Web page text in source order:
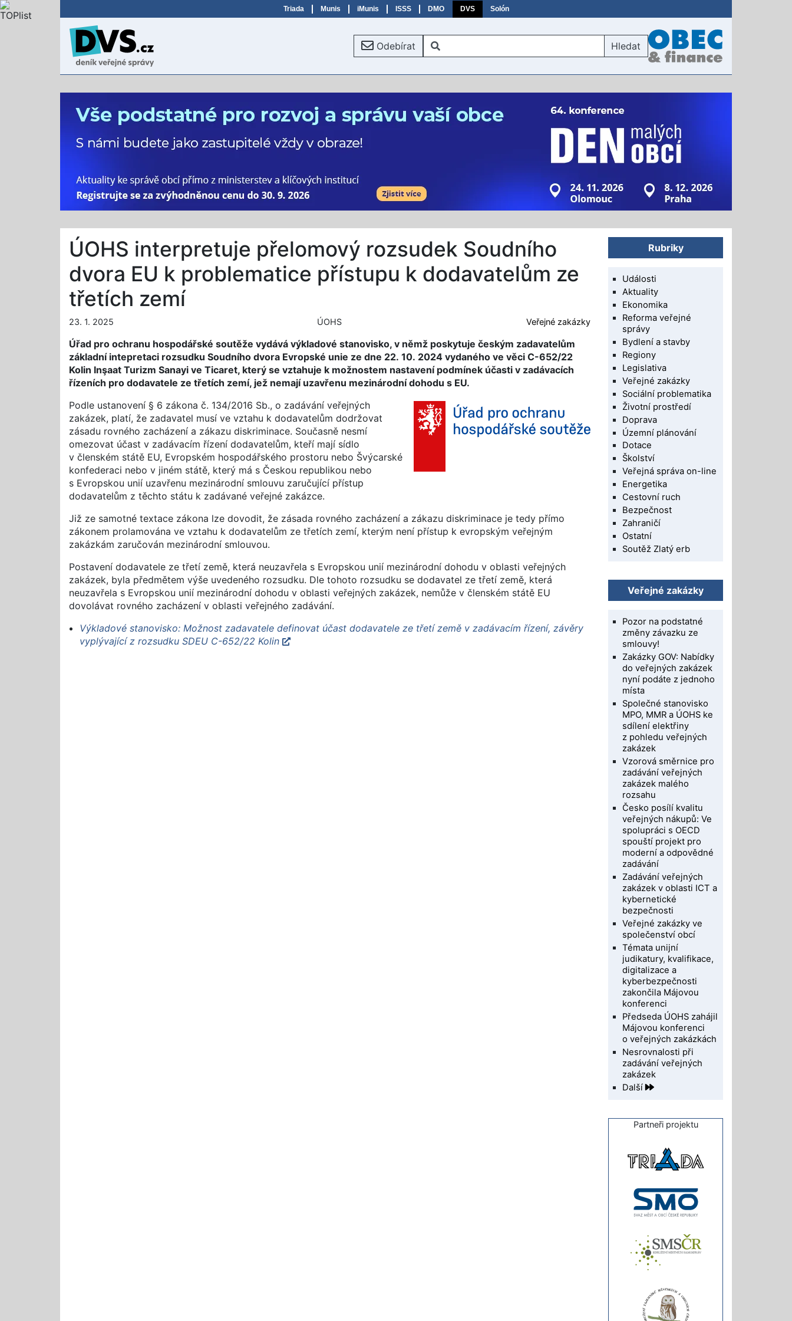
Triada Munis iMunis ISSS DMO DVS Solón
Odebírat Hledat
ÚOHS interpretuje přelomový rozsudek Soudního
dvora EU k problematice přístupu k dodavatelům ze
třetích zemí
23. 1. 2025 ÚOHS Veřejné zakázky
Úřad pro ochranu hospodářské soutěže vydává výkladové stanovisko, v němž poskytuje českým zadavatelům
základní intepretaci rozsudku Soudního dvora Evropské unie ze dne 22. 10. 2024 vydaného ve věci C-652/22
Kolin Inşaat Turizm Sanayi ve Ticaret, který se vztahuje k možnostem nastavení podmínek účasti v zadávacích
řízeních pro dodavatele ze třetích zemí, jež nemají uzavřenu mezinárodní dohodu s EU.
Podle ustanovení § 6 zákona č. 134/2016 Sb., o zadávání veřejných
zakázek, platí, že zadavatel musí ve vztahu k dodavatelům dodržovat
zásadu rovného zacházení a zákazu diskriminace. Současně nesmí
omezovat účast v zadávacím řízení dodavatelům, kteří mají sídlo
v členském státě EU, Evropském hospodářského prostoru nebo Švýcarské
konfederaci nebo v jiném státě, který má s Českou republikou nebo
s Evropskou unií uzavřenu mezinárodní smlouvu zaručující přístup
dodavatelům z těchto státu k zadávané veřejné zakázce.
Již ze samotné textace zákona lze dovodit, že zásada rovného zacházení a zákazu diskriminace je tedy přímo
zákonem prolamována ve vztahu k dodavatelům ze třetích zemí, kterým není přístup k evropským veřejným
zakázkám zaručován mezinárodní smlouvou.
Postavení dodavatele ze třetí země, která neuzavřela s Evropskou unií mezinárodní dohodu v oblasti veřejných
zakázek, byla předmětem výše uvedeného rozsudku. Dle tohoto rozsudku se dodavatel ze třetí země, která
neuzavřela s Evropskou unií mezinárodní dohodu v oblasti veřejných zakázek, nemůže v členském státě EU
dovolávat rovného zacházení v oblasti veřejného zadávání.
Výkladové stanovisko: Možnost zadavatele definovat účast dodavatele ze třetí země v zadávacím řízení, závěry
vyplývající z rozsudku SDEU C-652/22 Kolin
Rubriky
Události
Aktuality
Ekonomika
Reforma veřejné
správy
Bydlení a stavby
Regiony
Legislativa
Veřejné zakázky
Sociální problematika
Životní prostředí
Doprava
Územní plánování
Dotace
Školství
Veřejná správa on-line
Energetika
Cestovní ruch
Bezpečnost
Zahraničí
Ostatní
Soutěž Zlatý erb
Veřejné zakázky
Pozor na podstatné
změny závazku ze
smlouvy!
Zakázky GOV: Nabídky
do veřejných zakázek
nyní podáte z jednoho
místa
Společné stanovisko
MPO, MMR a ÚOHS ke
sdílení elektřiny
z pohledu veřejných
zakázek
Vzorová směrnice pro
zadávání veřejných
zakázek malého
rozsahu
Česko posílí kvalitu
veřejných nákupů: Ve
spolupráci s OECD
spouští projekt pro
moderní a odpovědné
zadávání
Zadávání veřejných
zakázek v oblasti ICT a
kybernetické
bezpečnosti
Veřejné zakázky ve
společenství obcí
Témata unijní
judikatury, kvalifikace,
digitalizace a
kyberbezpečnosti
zakončila Májovou
konferenci
Předseda ÚOHS zahájil
Májovou konferenci
o veřejných zakázkách
Nesrovnalosti při
zadávání veřejných
zakázek
Další
Partneři projektu